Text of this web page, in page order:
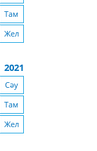
Там
Жел
2021
Сәу
Там
Жел